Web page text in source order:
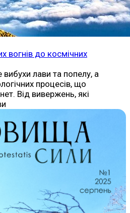
вогнів до космічних
лави та попелу, а
процесів, що
Від вивержень, які